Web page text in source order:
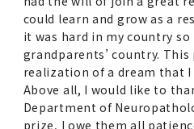
国立大学法人ガバナンス・
役員会議事概要について
企業活動と医療機関等の
対象）の募集について
学位の申請
2015年 （PDF：83.3MB）
2014年 （PDF：21.4MB）
2013年 （PDF：6.4MB）
2019年度
2018年度
2017年度
2016年 （PDF：13.5MB）
2015年 （PDF：2.3MB）
卒後3年大学評価アンケー
卒業時大学評価アンケート
脳統合機能研究センター
核酸・ペプチド創薬治療研
図書館
図書館講習会
アクティブラーニング教室
連絡先一覧
ダイバーシティ・インクル
could learn and grow as a
it was hard in my country
grandparents’ country. This
realization of a dream that
Above all, I would like to
Department of
prize, I owe them all